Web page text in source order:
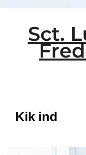
Sct.
Kik ind